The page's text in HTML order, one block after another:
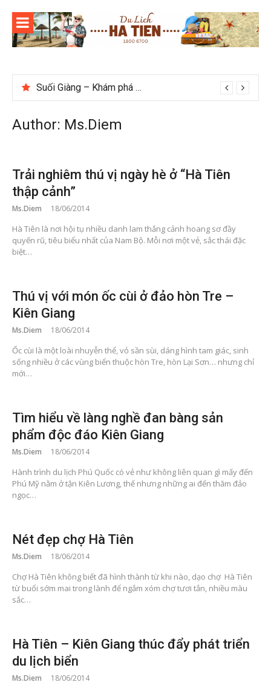
content
Suối Giàng – Khám phá “miền chè” nổi tiếng Tây Bắc
Author: Ms.Diem
Trải nghiêm thú vị ngày hè ở “Hà Tiên
thập cảnh”
Ms.Diem 18/06/2014
Hà Tiên là nơi hội tụ nhiều danh lam thắng cảnh hoang sơ đầy
quyến rũ, tiêu biểu nhất của Nam Bộ. Mỗi nơi một vẻ, sắc thái đặc
biệt…
Thú vị với món ốc cùi ở đảo hòn Tre –
Kiên Giang
Ms.Diem 18/06/2014
Ốc cùi là một loài nhuyễn thể, vỏ sần sùi, dáng hình tam giác, sinh
sống nhiều ở các vùng biển thuộc hòn Tre, hòn Lại Sơn… nhưng chỉ
mới…
Tìm hiểu về làng nghề đan bàng sản
phẩm độc đáo Kiên Giang
Ms.Diem 18/06/2014
Hành trình du lịch Phú Quốc có vẻ như không liên quan gì mấy đến
Phú Mỹ nằm ở tận Kiên Lương, thế nhưng những ai đến thăm đảo
ngọc…
Nét đẹp chợ Hà Tiên
Ms.Diem 18/06/2014
Chợ Hà Tiên không biết đã hình thành từ khi nào, dạo chợ Hà Tiên
từ buổi sớm mai trong lành để ngắm xóm chợ tươi tắn, nhiều màu
sắc…
Hà Tiên – Kiên Giang thúc đẩy phát triển
du lịch biển
Ms.Diem 18/06/2014